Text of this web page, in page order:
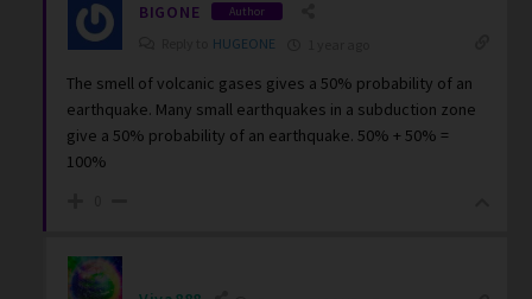
BIGONE Author
HUGEONE
The smell of volcanic gases gives a 50% probability of an
earthquake. Many small earthquakes in a subduction zone
give a 50% probability of an earthquake. 50% + 50% =
100%